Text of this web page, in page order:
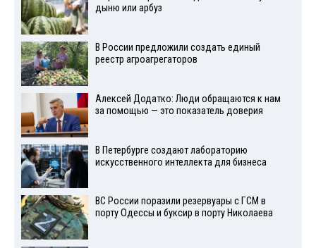
дыню или арбуз
В России предложили создать единый
реестр агроагрегаторов
Алексей Додатко: Люди обращаются к нам
за помощью — это показатель доверия
В Петербурге создают лабораторию
искусственного интеллекта для бизнеса
ВС России поразили резервуары с ГСМ в
порту Одессы и буксир в порту Николаева